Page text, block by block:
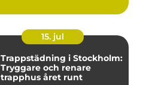
15. jul
Trappstädning i Stockholm:
Tryggare och renare
trapphus året runt